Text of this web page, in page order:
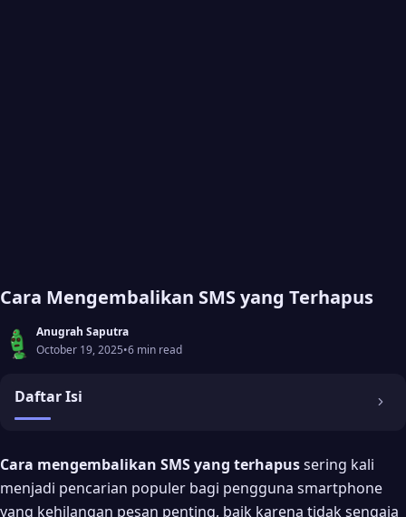
Cara Mengembalikan SMS yang Terhapus
Anugrah Saputra
October 19, 2025•6 min read
Daftar Isi
Kenapa SMS Bisa Terhapus?
Cara Mengembalikan SMS yang Terhapus di Android
Cara mengembalikan SMS yang terhapussering kali
menjadi pencarian populer bagi pengguna smartphone
yang kehilangan pesan penting, baik karena tidak sengaja